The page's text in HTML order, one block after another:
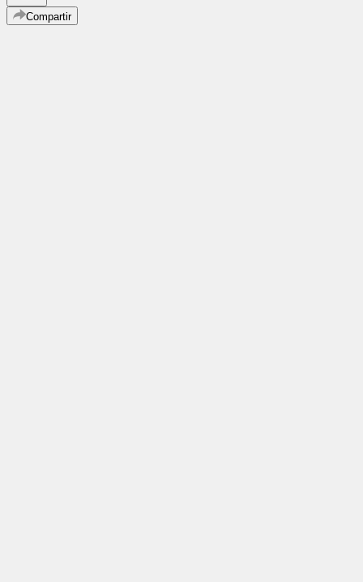
Compartir